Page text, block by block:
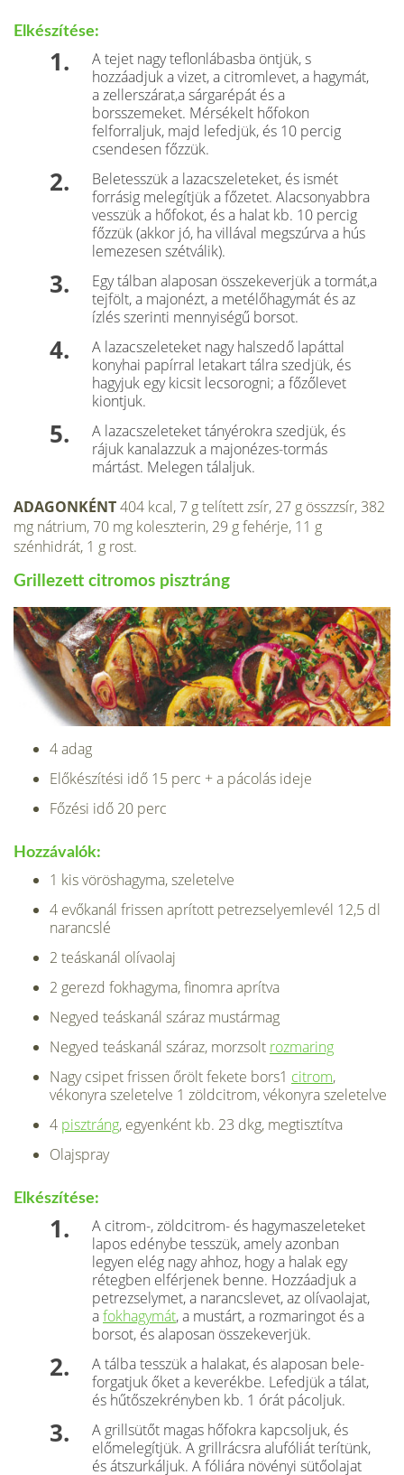
Elkészítése:
A tejet nagy teflonlábasba öntjük, s
hozzáadjuk a vizet, a citromlevet, a hagymát,
a zellerszárat,a sárgarépát és a
borsszemeket. Mérsékelt hőfokon
felforraljuk, majd lefedjük, és 10 percig
csendesen főzzük.
Beletesszük a lazacszeleteket, és ismét
forrásig melegítjük a főzetet. Alacsonyabbra
vesszük a hőfokot, és a halat kb. 10 percig
főzzük (akkor jó, ha villával megszúrva a hús
lemezesen szétválik).
Egy tálban alaposan összekeverjük a tormát,a
tejfölt, a majonézt, a metélőhagymát és az
ízlés szerinti mennyiségű borsot.
A lazacszeleteket nagy halszedő lapáttal
kony­hai papírral letakart tálra szedjük, és
hagyjuk egy kicsit lecsorogni; a főzőlevet
kiontjuk.
A lazacszeleteket tányérokra szedjük, és
rájuk kanalazzuk a majonézes-tormás
mártást. Melegen tálaljuk.
ADAGONKÉNT404 kcal, 7 g telített zsír, 27 g összzsír, 382
mg nátrium, 70 mg koleszterin, 29 g fehérje, 11 g
szénhidrát, 1 g rost.
Grillezett citromos pisztráng
4 adag
Előkészítési idő 15 perc + a pácolás ideje
Főzési idő 20 perc
Hozzávalók:
1 kis vöröshagyma, szeletelve
4 evőkanál frissen aprított petrezselyemlevél 12,5 dl
narancslé
2 teáskanál olívaolaj
2 gerezd fokhagyma, finomra aprítva
Negyed teáskanál száraz mustármag
Negyed teáskanál száraz, morzsolt rozmaring
Nagy csipet frissen őrölt fekete bors1 citrom,
vékonyra szeletelve 1 zöldcitrom, vékonyra szeletelve
4 pisztráng, egyenként kb. 23 dkg, megtisztítva
Olajspray
Elkészítése:
A citrom-, zöldcitrom- és hagymaszeleteket
lapos edénybe tesszük, amely azonban
legyen elég nagy ahhoz, hogy a halak egy
rétegben elférjenek benne. Hozzáadjuk a
petrezselymet, a narancsle­vet, az olívaolajat,
afokhagymát, a mustárt, a roz­maringot és a
borsot, és alaposan összekeverjük.
A tálba tesszük a halakat, és alaposan bele­
forgatjuk őket a keverékbe. Lefedjük a tálat,
és hűtőszekrényben kb. 1 órát pácoljuk.
A grillsütőt magas hőfokra kapcsoljuk, és
előmelegítjük. A grillrácsra alufóliát terítünk,
és átszurkáljuk. A fóliára növényi sütőolajat